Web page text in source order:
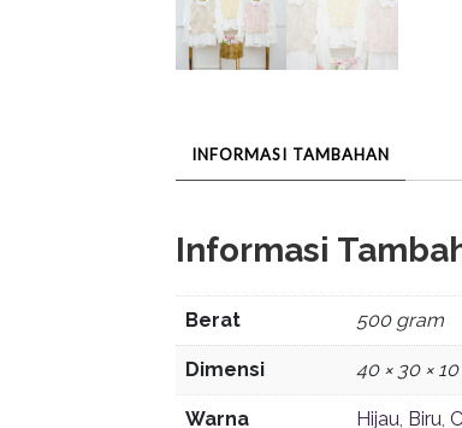
INFORMASI TAMBAHAN
Informasi
Berat 500 gram
Dimensi 40 × 30 ×
Warna Hijau, Biru,